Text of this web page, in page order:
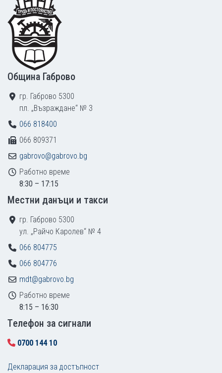
Footer
Община Габрово
гр. Габрово 5300
пл. „Възраждане“ № 3
066 818400
066 809371
gabrovo@gabrovo.bg
Работно време
8:30 – 17:15
Местни данъци и такси
гр. Габрово 5300
ул. „Райчо Каролев“ № 4
066 804775
066 804776
mdt@gabrovo.bg
Работно време
8:15 – 16:30
Tелефон за сигнали
0700 144 10
Декларация за достъпност